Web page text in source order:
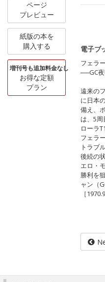
ページ
プレビュー
紙版の本を
購入する
増刊号も追加料金なし
お得な定額
プラン
電子ブ
フェラ
──GC
遠来の
に日本
備え、
は、5周
ローラ
フェラ
トラブ
後続の
エロ・
勝利を
ャン（
［